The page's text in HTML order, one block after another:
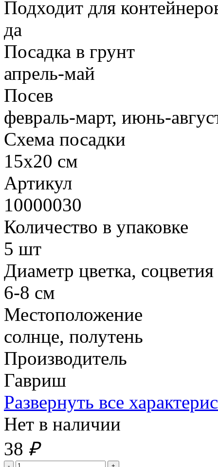
Подходит для
да
Посадка в грунт
апрель-май
Посев
февраль-март, июнь-
Схема посадки
15х20 см
Артикул
10000030
Количество в упаковке
5 шт
Диаметр цветка, соцветия
6-8 см
Местоположение
солнце, полутень
Производитель
Гавриш
Развернуть все
Нет в наличии
38 ₽